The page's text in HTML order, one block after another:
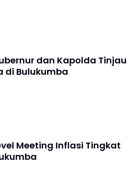
dan Kapolda Tinjau
di Bulukumba
Meeting Inflasi Tingkat